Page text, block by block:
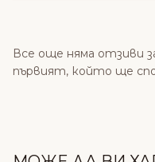
Все още няма отзиви
първият, който ще